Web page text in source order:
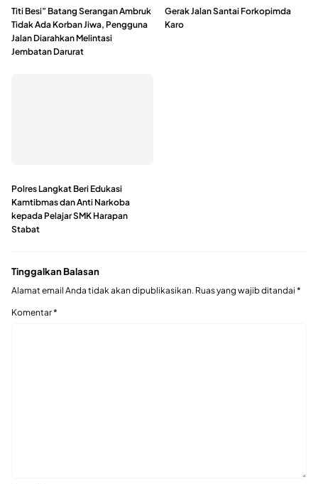
Titi Besi” Batang Serangan Ambruk
Tidak Ada Korban Jiwa, Pengguna
Jalan Diarahkan Melintasi
Jembatan Darurat
Gerak Jalan Santai Forkopimda
Karo
Polres Langkat Beri Edukasi
Kamtibmas dan Anti Narkoba
kepada Pelajar SMK Harapan
Stabat
Tinggalkan Balasan
Alamat email Anda tidak akan dipublikasikan. Ruas yang wajib ditandai *
Komentar*